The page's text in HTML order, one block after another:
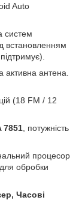
Auto
систем
встановленням
антена.
(18 FM / 12
7851 , потужність
процесор
обробки
Часові